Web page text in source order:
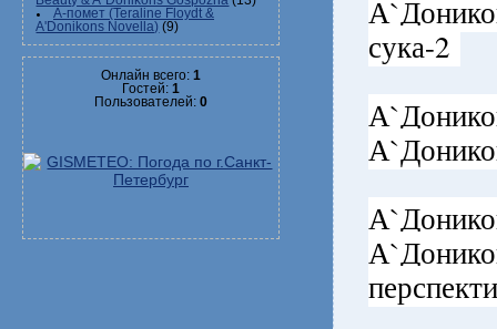
А-помет (Teraline Floydt &
A'Donikons Novella) (9)
Онлайн всего: 1
Гостей: 1
Пользователей: 0
сука-2